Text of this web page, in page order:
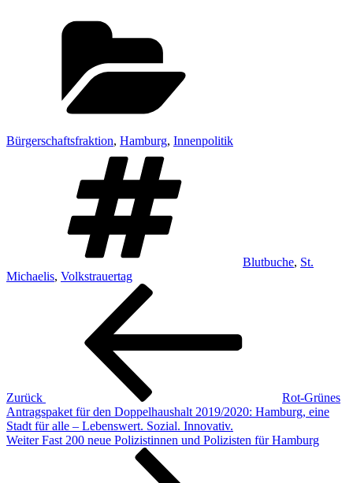
Bürgerschaftsfraktion, Hamburg, Innenpolitik
Blutbuche, St.
Michaelis, Volkstrauertag
Beitragsnavigation
Zurück
Rot-Grünes
Antragspaket für den Doppelhaushalt 2019/2020: Hamburg, eine
Stadt für alle – Lebenswert. Sozial. Innovativ.
Nächster
Weiter Fast 200 neue Polizistinnen und Polizisten für Hamburg